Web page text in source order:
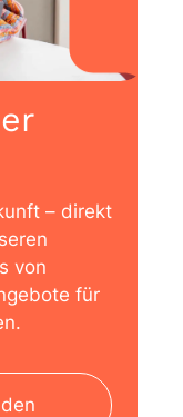
– direkt
von
für